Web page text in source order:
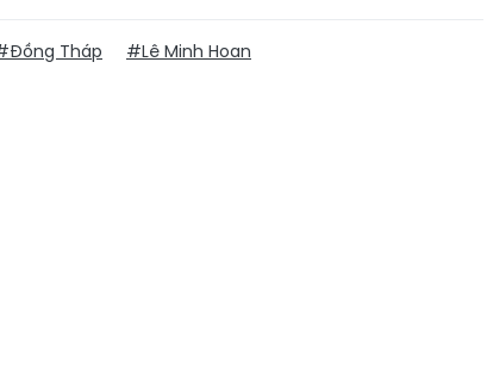
Tháp #Lê Minh Hoan